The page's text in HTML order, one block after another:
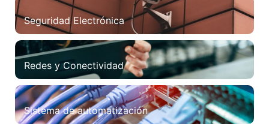
Seguridad Electrónica
Redes y Conectividad
Sistema de automatización
Capacitaciones y Eventos
VER PRODUCTOS